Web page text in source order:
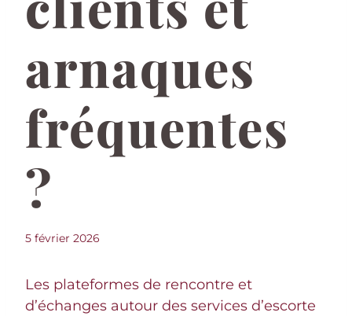
arnaques
fréquentes
?
5 février 2026
Les plateformes de rencontre et
d’échanges autour des services d’escorte